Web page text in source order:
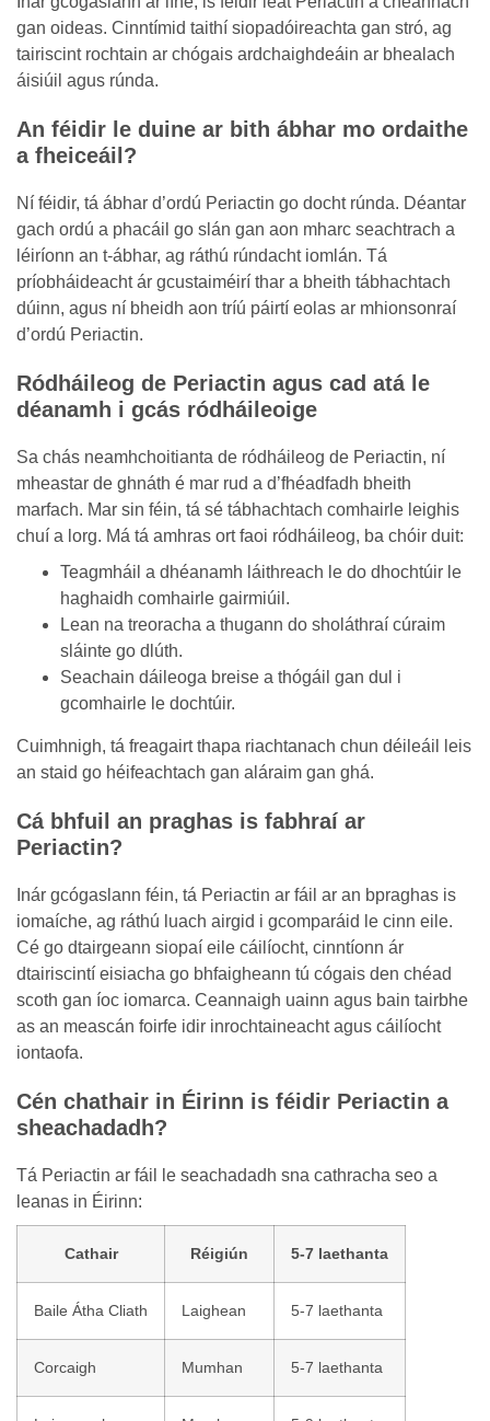
gan oideas. Cinntímid taithí siopadóireachta gan stró, ag
tairiscint rochtain ar chógais ardchaighdeáin ar bhealach
áisiúil agus rúnda.
An féidir le duine ar bith ábhar mo ordaithe
a fheiceáil?
Ní féidir, tá ábhar d’ordú Periactin go docht rúnda. Déantar
gach ordú a phacáil go slán gan aon mharc seachtrach a
léiríonn an t-ábhar, ag ráthú rúndacht iomlán. Tá
príobháideacht ár gcustaiméirí thar a bheith tábhachtach
dúinn, agus ní bheidh aon tríú páirtí eolas ar mhionsonraí
d’ordú Periactin.
Ródháileog de Periactin agus cad atá le
déanamh i gcás ródháileoige
Sa chás neamhchoitianta de ródháileog de Periactin, ní
mheastar de ghnáth é mar rud a d’fhéadfadh bheith
marfach. Mar sin féin, tá sé tábhachtach comhairle leighis
chuí a lorg. Má tá amhras ort faoi ródháileog, ba chóir duit:
Teagmháil a dhéanamh láithreach le do dhochtúir le
haghaidh comhairle gairmiúil.
Lean na treoracha a thugann do sholáthraí cúraim
sláinte go dlúth.
Seachain dáileoga breise a thógáil gan dul i
gcomhairle le dochtúir.
Cuimhnigh, tá freagairt thapa riachtanach chun déileáil leis
an staid go héifeachtach gan aláraim gan ghá.
Cá bhfuil an praghas is fabhraí ar
Periactin?
Inár gcógaslann féin, tá Periactin ar fáil ar an bpraghas is
iomaíche, ag ráthú luach airgid i gcomparáid le cinn eile.
Cé go dtairgeann siopaí eile cáilíocht, cinntíonn ár
dtairiscintí eisiacha go bhfaigheann tú cógais den chéad
scoth gan íoc iomarca. Ceannaigh uainn agus bain tairbhe
as an meascán foirfe idir inrochtaineacht agus cáilíocht
iontaofa.
Cén chathair in Éirinn is féidir Periactin a
sheachadadh?
Tá Periactin ar fáil le seachadadh sna cathracha seo a
leanas in Éirinn:
Cathair Réigiún 5-7 laethanta
Baile Átha Cliath Laighean 5-7 laethanta
Corcaigh Mumhan 5-7 laethanta